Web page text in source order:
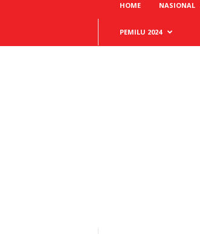
HOME NASIONAL
PEMILU 2024